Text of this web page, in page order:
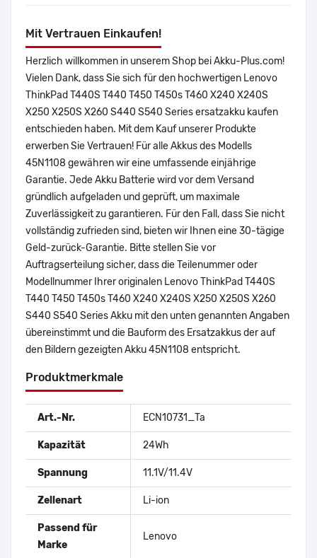
Mit Vertrauen Einkaufen!
Herzlich willkommen in unserem Shop bei Akku-Plus.com!
Vielen Dank, dass Sie sich für den hochwertigen Lenovo
ThinkPad T440S T440 T450 T450s T460 X240 X240S
X250 X250S X260 S440 S540 Series ersatzakku kaufen
entschieden haben. Mit dem Kauf unserer Produkte
erwerben Sie Vertrauen! Für alle Akkus des Modells
45N1108 gewähren wir eine umfassende einjährige
Garantie. Jede Akku Batterie wird vor dem Versand
gründlich aufgeladen und geprüft, um maximale
Zuverlässigkeit zu garantieren. Für den Fall, dass Sie nicht
vollständig zufrieden sind, bieten wir Ihnen eine 30-tägige
Geld-zurück-Garantie. Bitte stellen Sie vor
Auftragserteilung sicher, dass die Teilenummer oder
Modellnummer Ihrer originalen Lenovo ThinkPad T440S
T440 T450 T450s T460 X240 X240S X250 X250S X260
S440 S540 Series Akku mit den unten genannten Angaben
übereinstimmt und die Bauform des Ersatzakkus der auf
den Bildern gezeigten Akku 45N1108 entspricht.
Produktmerkmale
Art.-Nr. ECN10731_Ta
Kapazität 24Wh
Spannung 11.1V/11.4V
Zellenart Li-ion
Passend für
Marke
Lenovo